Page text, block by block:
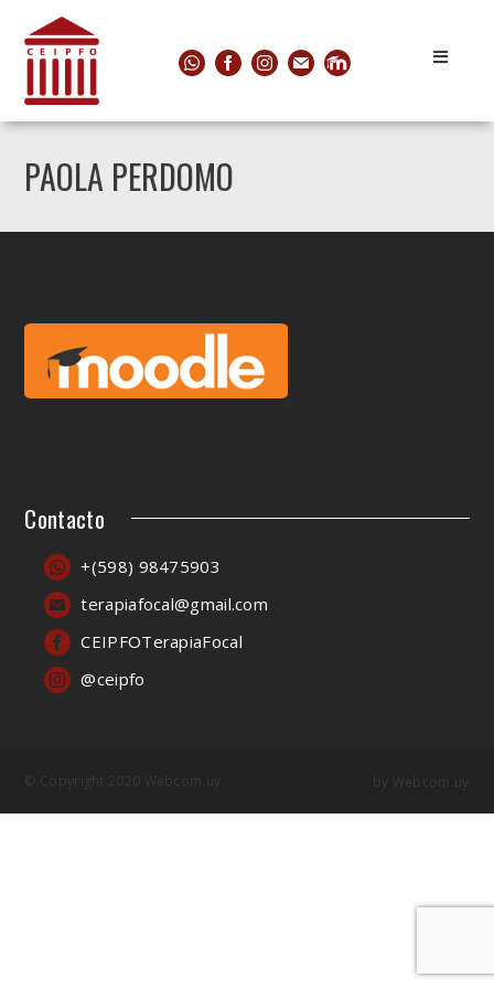
PAOLA PERDOMO
Contacto
+(598) 98475903
terapiafocal@gmail.com
CEIPFOTerapiaFocal
@ceipfo
© Copyright 2020 Webcom.uy by Webcom.uy